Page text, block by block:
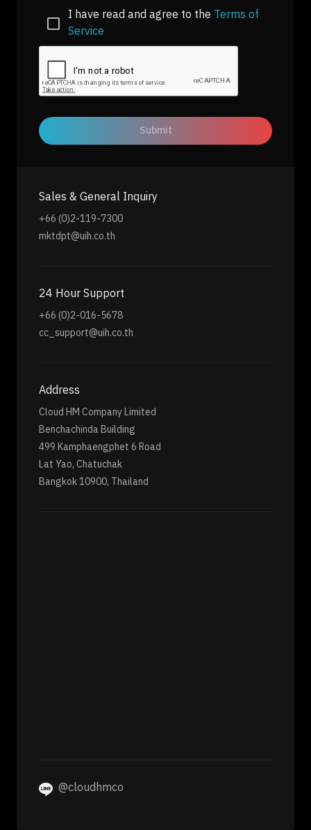
I have read and agree to the Terms of
Service
Submit
Sales & General Inquiry
+66 (0)2-119-7300
mktdpt@uih.co.th
24 Hour Support
+66 (0)2-016-5678
cc_support@uih.co.th
Address
Cloud HM Company Limited
Benchachinda Building
499 Kamphaengphet 6 Road
Lat Yao, Chatuchak
Bangkok 10900, Thailand
@cloudhmco